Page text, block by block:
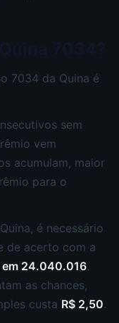
7034 da Quina é
sem
vem
acumulam, maior
para o
é necessário
de acerto com a
em 24.040.016.
as chances,
custa R$ 2,50.